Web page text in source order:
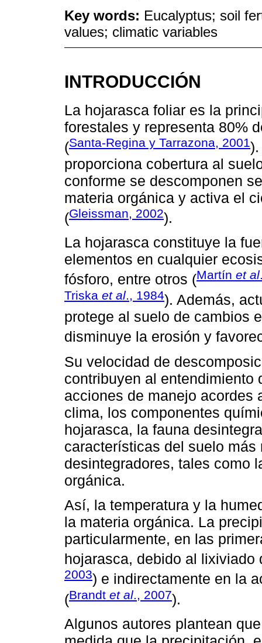
Key words: Eucalyptus; soil
values; climatic variables
INTRODUCCIÓN
La hojarasca foliar es la
forestales y representa 80%
(Santa-Regina y Tarrazona, 2001
proporciona cobertura al
conforme se descomponen
materia orgánica y activa el
(Gleissman, 2002).
La hojarasca constituye la
elementos en cualquier
fósforo, entre otros (Martín et al
Triska et al., 1984). Además,
protege al suelo de cambios
disminuye la erosión y
Su velocidad de
contribuyen al entendimiento
acciones de manejo acordes
clima, los componentes
hojarasca, la fauna
características del suelo
desintegradores, tales como
orgánica.
Así, la temperatura y la
la materia orgánica. La
particularmente, en las
hojarasca, debido al lixiviado
2003) e indirectamente en la
(Brandt et al ., 2007).
Algunos autores plantean